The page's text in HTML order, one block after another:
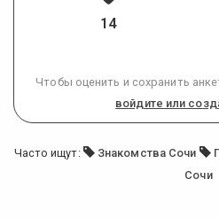
14
Чтобы оценить и сохранить
войдите или
Часто ищут: Знакомства Сочи
Сочи